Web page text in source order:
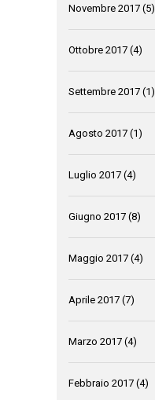
Novembre 2017 (5)
Ottobre 2017 (4)
Settembre 2017 (1)
Agosto 2017 (1)
Luglio 2017 (4)
Giugno 2017 (8)
Maggio 2017 (4)
Aprile 2017 (7)
Marzo 2017 (4)
Febbraio 2017 (4)